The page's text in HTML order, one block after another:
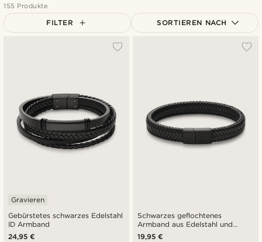
155 Produkte
FILTER SORTIEREN NACH
Gebürstetes schwarzes Edelstahl
ID Armband
Gravieren
24,95 €
Schwarzes geflochtenes
Armband aus Edelstahl und
Kunstleder
19,95 €